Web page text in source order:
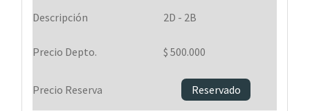
2D - 2B
$ 500.000
Reservado